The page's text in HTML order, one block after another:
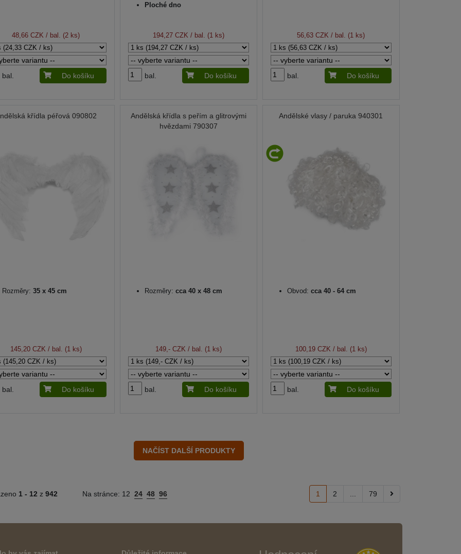
48,66 CZK / bal. (2 ks)
bal. Do košíku
Ploché dno
194,27 CZK / bal. (1 ks)
bal. Do košíku
56,63 CZK / bal. (1 ks)
bal. Do košíku
křídla péřová 090802
Rozměry: 35 x 45 cm
145,20 CZK / bal. (1 ks)
bal. Do košíku
Andělská křídla s peřím a glitrovými
hvězdami 790307
Rozměry: cca 40 x 48 cm
149,- CZK / bal. (1 ks)
bal. Do košíku
Andělské vlasy / paruka 940301
Obvod: cca 40 - 64 cm
100,19 CZK / bal. (1 ks)
bal. Do košíku
1 - 12 z 942 Na stránce: 12 24 48 96 1 2 79